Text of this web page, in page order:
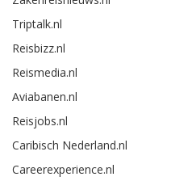
Triptalk.nl
Reisbizz.nl
Reismedia.nl
Aviabanen.nl
Reisjobs.nl
Caribisch Nederland.nl
Careerexperience.nl